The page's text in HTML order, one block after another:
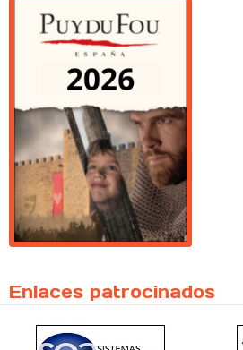
Enlaces patrocinados